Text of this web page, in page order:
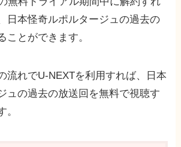
日本怪奇ルポルタージュの過去の
ことができます。
流れでU-NEXTを利用すれば、日本
ュの過去の放送回を無料で視聴す
。